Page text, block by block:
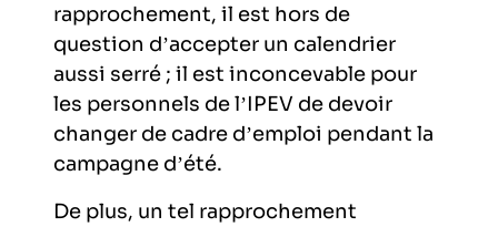
rapprochement, il est hors de
question d’accepter un calendrier
aussi serré ; il est inconcevable pour
les personnels de l’IPEV de devoir
changer de cadre d’emploi pendant la
campagne d’été.
De plus, un tel rapprochement